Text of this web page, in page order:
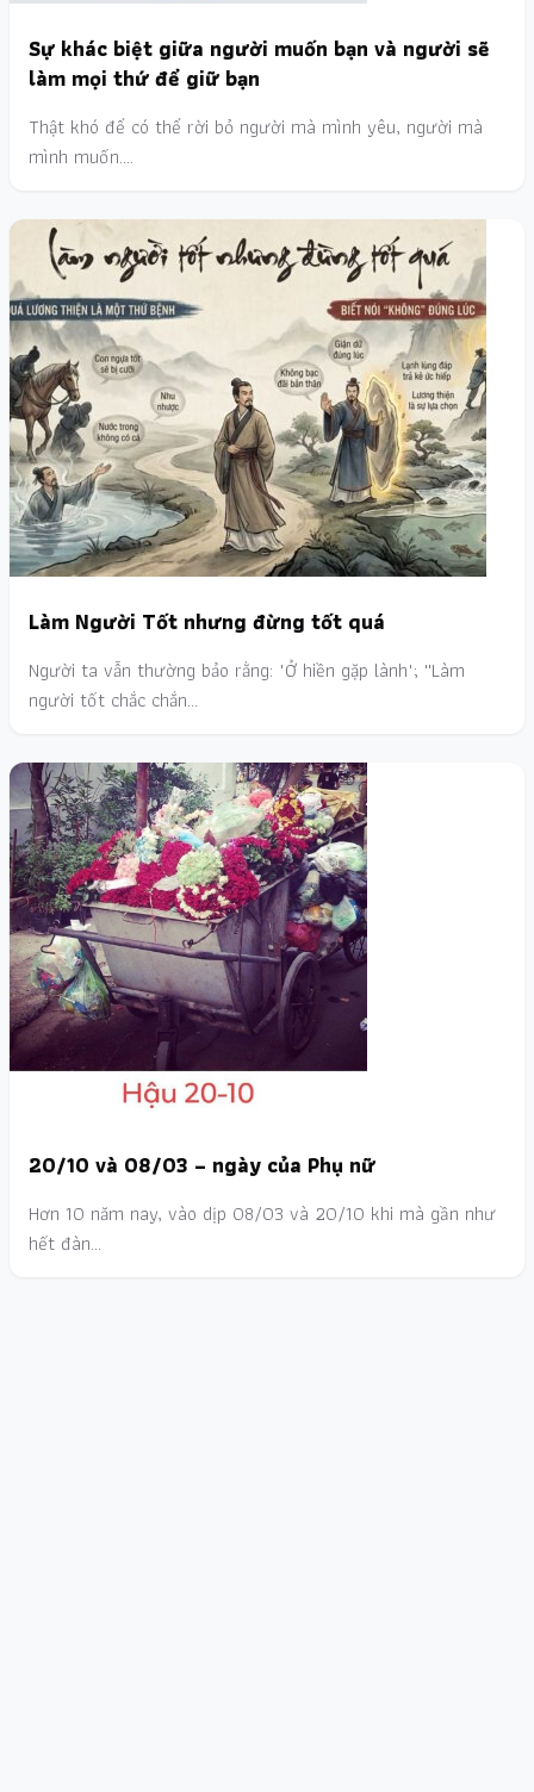
Sự khác biệt giữa người muốn bạn và người sẽ
làm mọi thứ để giữ bạn
Thật khó để có thể rời bỏ người mà mình yêu, người mà
mình muốn.…
Làm Người Tốt nhưng đừng tốt quá
Người ta vẫn thường bảo rằng: "Ở hiền gặp lành"; ''Làm
người tốt chắc chắn…
20/10 và 08/03 – ngày của Phụ nữ
Hơn 10 năm nay, vào dịp 08/03 và 20/10 khi mà gần như
hết đàn…